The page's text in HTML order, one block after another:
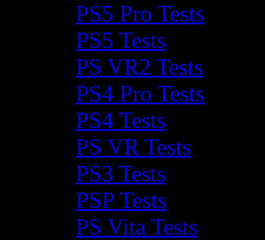
PS5 Pro Tests
PS5 Tests
PS VR2 Tests
PS4 Pro Tests
PS4 Tests
PS VR Tests
PS3 Tests
PSP Tests
PS Vita Tests